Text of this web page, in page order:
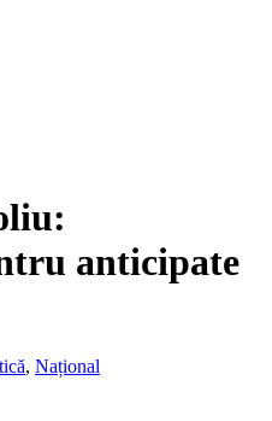
anticipate
, Național